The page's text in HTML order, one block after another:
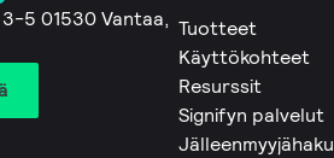
5 01530 Vantaa, Tuotteet
Käyttökohteet
Resurssit
Signifyn palvelut
Jälleenmyyjähaku